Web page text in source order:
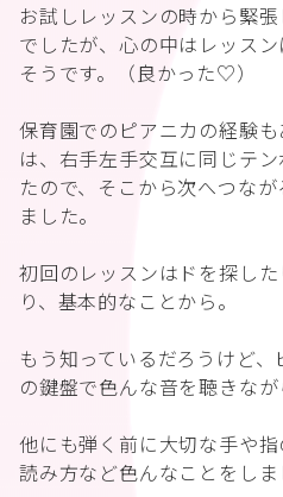
お試しレッスンの時から緊
でしたが、心の中はレッス
そうです。（良かった♡）
保育園でのピアニカの経験
は、右手左手交互に同じテ
たので、そこから次へつな
ました。
初回のレッスンはドを探し
り、基本的なことから。
もう知っているだろうけど
の鍵盤で色んな音を聴きなが
他にも弾く前に大切な手や
読み方など色んなことをしま